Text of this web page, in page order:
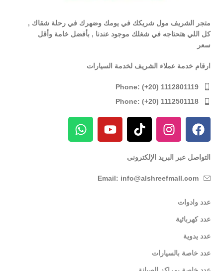
متجر الشريف مول شريكك في يومك وضهرك في رحلة شقاك ,
كل اللي هتحتاجه في شغلك موجود عندنا , بأفضل خامة وأقل
سعر
ارقام خدمة عملاء الشريف لخدمة السيارات
Phone: (+20) 1112801119
Phone: (+20) 1112501118
التواصل عبر البريد الإلكترونى
Email: info@alshreefmall.com
عدد وادوات
عدد كهربائية
عدد يدوية
عدد خاصة بالسيارات